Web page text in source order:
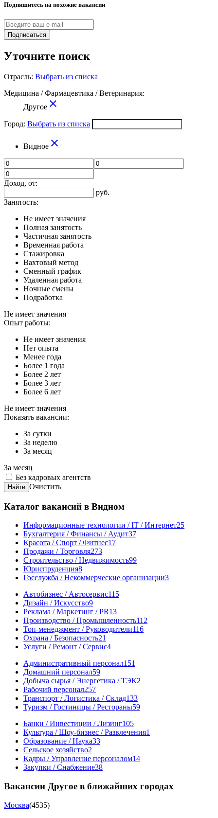
Подпишитесь на похожие вакансии
Подписаться
Уточните поиск
Отрасль: Выбрать из списка
Медицина / Фармацевтика / Ветеринария:
Другое close
Город: Выбрать из списка
Видное close
Доход, от:
руб.
Занятость:
Не имеет значения
Полная занятость
Частичная занятость
Временная работа
Стажировка
Вахтовый метод
Сменный график
Удаленная работа
Ночные смены
Подработка
Не имеет значения
Опыт работы:
Не имеет значения
Нет опыта
Менее года
Более 1 года
Более 2 лет
Более 3 лет
Более 6 лет
Не имеет значения
Показать вакансии:
За сутки
За неделю
За месяц
За месяц
Без кадровых агентств
Найти Очистить
Каталог вакансий в Видном
Информационные технологии / IT / Интернет25
Бухгалтерия / Финансы / Аудит37
Красота / Спорт / Фитнес17
Продажи / Торговля273
Строительство / Недвижимость99
Юриспруденция8
Госслужба / Некоммерческие организации3
Автобизнес / Автосервис115
Дизайн / Искусство9
Реклама / Маркетинг / PR13
Производство / Промышленность112
Топ-менеджмент / Руководители116
Охрана / Безопасность21
Услуги / Ремонт / Сервис4
Административный персонал151
Домашний персонал59
Добыча сырья / Энергетика / ТЭК2
Рабочий персонал257
Транспорт / Логистика / Склад133
Туризм / Гостиницы / Рестораны59
Банки / Инвестиции / Лизинг105
Культура / Шоу-бизнес / Развлечения1
Образование / Наука33
Сельское хозяйство2
Кадры / Управление персоналом14
Закупки / Снабжение38
Вакансии Другое в ближайших городах
Москва(4535)